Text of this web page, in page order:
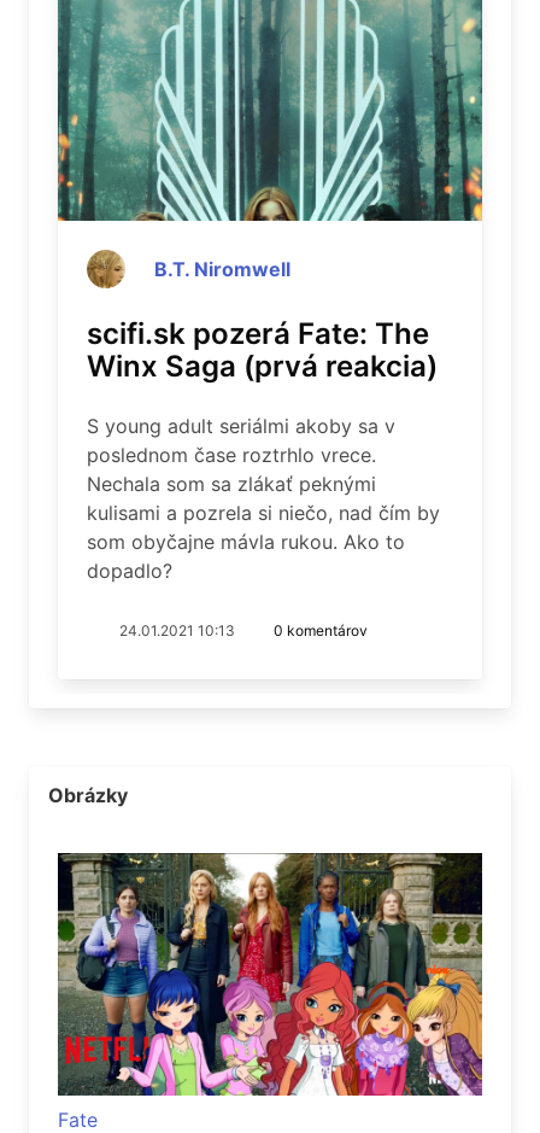
B.T. Niromwell
scifi.sk pozerá Fate: The
Winx Saga (prvá reakcia)
S young adult seriálmi akoby sa v
poslednom čase roztrhlo vrece.
Nechala som sa zlákať peknými
kulisami a pozrela si niečo, nad čím by
som obyčajne mávla rukou. Ako to
dopadlo?
24.01.2021 10:13 0 komentárov
Obrázky
Fate